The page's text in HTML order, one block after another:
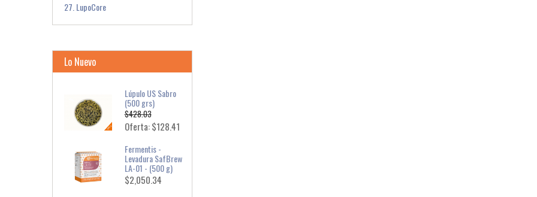
27. LupoCore
Lo Nuevo
Lúpulo US Sabro
(500 grs)
$428.03
Oferta: $128.41
Fermentis -
Levadura SafBrew
LA-01 - (500 g)
$2,050.34